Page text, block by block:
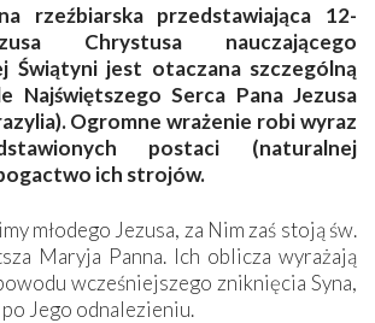
rzeźbiarska przedstawiająca 12-
Chrystusa nauczającego
Świątyni jest otaczana szczególną
Najświętszego Serca Pana Jezusa
Ogromne wrażenie robi wyraz
postaci (naturalnej
ich strojów.
młodego Jezusa, za Nim zaś stoją św.
Maryja Panna. Ich oblicza wyrażają
wcześniejszego zniknięcia Syna,
Jego odnalezieniu.